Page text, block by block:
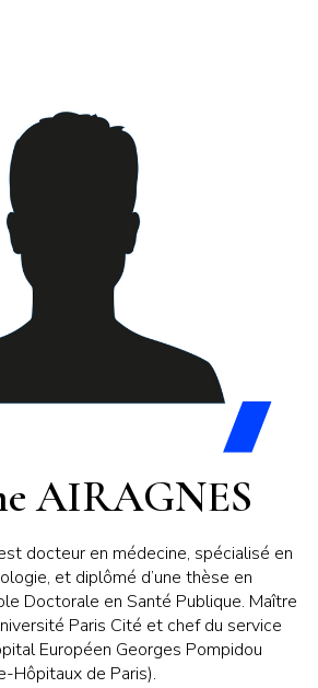
AIRAGNES
docteur en médecine, spécialisé en
et diplômé d’une thèse en
Doctorale en Santé Publique. Maître
Paris Cité et chef du service
Européen Georges Pompidou
Hôpitaux de Paris).